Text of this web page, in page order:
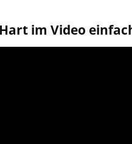
im Video